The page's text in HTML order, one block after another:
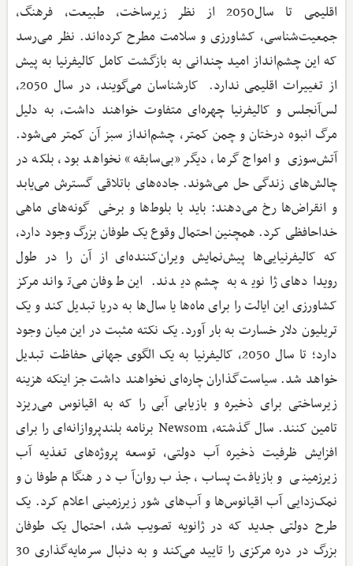
اقلیمی تا سال2050 از نظر زیرساخت، طبیعت، فرهنگ،
جمعیت‌شناسی، کشاورزی و سلامت مطرح کرده‌اند. نظر می‌رسد
که این چشم‌انداز امید چندانی به بازگشت کامل کالیفرنیا به پیش
از تغییرات اقلیمی ندارد. کارشناسان می‌گویند، در سال 2050،
لس‌آنجلس و کالیفرنیا چهره‌ای متفاوت خواهند داشت، به دلیل
مرگ انبوه درختان و چمن کمتر، چشم‌انداز سبز آن کمتر می‌شود.
آتش‌سوزی‌ و امواج گرما، دیگر «بی‌سابقه» نخواهد بود، بلکه در
چالش‌های زندگی حل می‌شوند. جاده‌های باتلاقی گسترش می‌یابد
و انقراض‌ها رخ می‌دهند: باید با بلوط‌ها و برخی گونه‌های ماهی
خداحافظی کرد. همچنین احتمال وقوع یک طوفان بزرگ وجود دارد،
که کالیفرنیایی‌ها پیش‌نمایش ویران‌کننده‌ای از آن را در طول
رویدادهای ژانویه به چشم دیدند. این طوفان می‌تواند مرکز
کشاورزی این ایالت را برای ماه‌ها یا سال‌ها به دریا تبدیل کند و یک
تریلیون دلار خسارت به بار آورد. یک نکته مثبت در این میان وجود
دارد؛ تا سال 2050، کالیفرنیا به یک الگوی جهانی حفاظت تبدیل
خواهد شد. سیاست‌گذاران چاره‌ای نخواهند داشت جز اینکه هزینه
زیرساختی برای ذخیره و بازیابی آبی را که به اقیانوس می‌ریزد
تامین کنند. سال گذشته، Newsom برنامه بلندپروازانه‌ای را برای
افزایش ظرفیت ذخیره آب دولتی، توسعه پروژه‌های تغذیه آب
زیرزمینی و بازیافت پساب، جذب روان‌آب در هنگام طوفان و
نمک‌زدایی آب اقیانوس‌ها و آب‌های شور زیرزمینی اعلام کرد. یک
طرح دولتی جدید که در ژانویه تصویب شد، احتمال یک طوفان
بزرگ در دره مرکزی را تایید می‌کند و به دنبال سرمایه‌گذاری 30